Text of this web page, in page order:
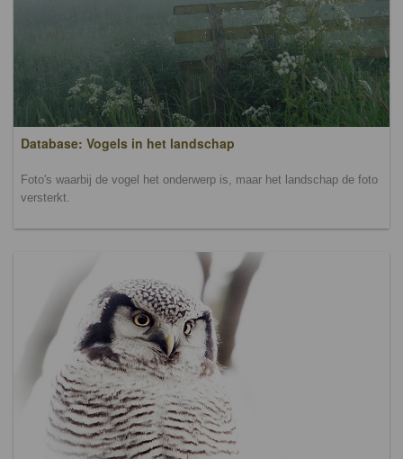
Database: Vogels in het landschap
Foto's waarbij de vogel het onderwerp is, maar het landschap de foto
versterkt.